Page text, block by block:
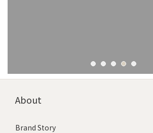
About
Brand Story